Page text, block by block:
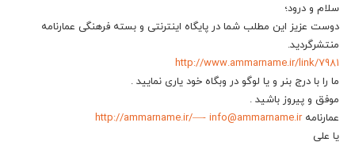
سلام و درود؛
دوست عزیز این مطلب شما در پایگاه اینترنتی و بسته فرهنگی عمارنامه
منتشرگردید.
http://www.ammarname.ir/link/7981
ما را با درج بنر و یا لوگو در وبگاه خود یاری نمایید .
موفق و پیروز باشید .
عمارنامه
http://ammarname.ir/—- info@ammarname.ir
یا علی